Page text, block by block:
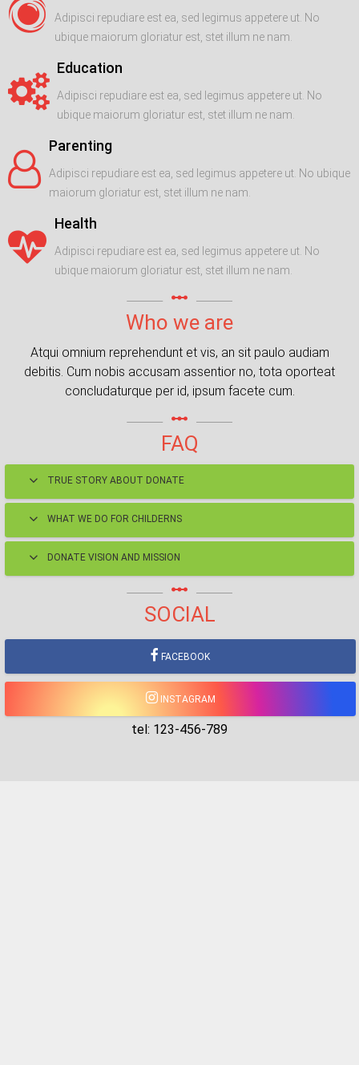
Adipisci repudiare est ea, sed legimus appetere ut. No
ubique maiorum gloriatur est, stet illum ne nam.
Education
Adipisci repudiare est ea, sed legimus appetere ut. No
ubique maiorum gloriatur est, stet illum ne nam.
Parenting
Adipisci repudiare est ea, sed legimus appetere ut. No ubique
maiorum gloriatur est, stet illum ne nam.
Health
Adipisci repudiare est ea, sed legimus appetere ut. No
ubique maiorum gloriatur est, stet illum ne nam.
linear_scale
Who we are
Atqui omnium reprehendunt et vis, an sit paulo audiam
debitis. Cum nobis accusam assentior no, tota oporteat
concludaturque per id, ipsum facete cum.
linear_scale
FAQ
TRUE STORY ABOUT DONATE
WHAT WE DO FOR CHILDERNS
DONATE VISION AND MISSION
linear_scale
SOCIAL
FACEBOOK
INSTAGRAM
tel: 123-456-789